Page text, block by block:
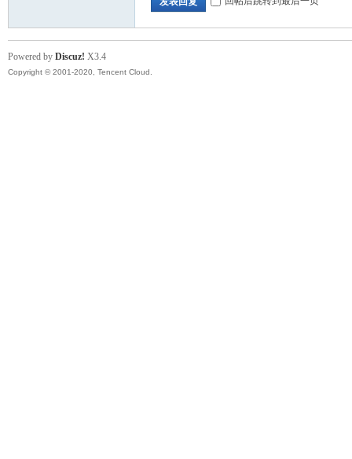
Powered by Discuz! X3.4
Copyright © 2001-2020, Tencent Cloud.